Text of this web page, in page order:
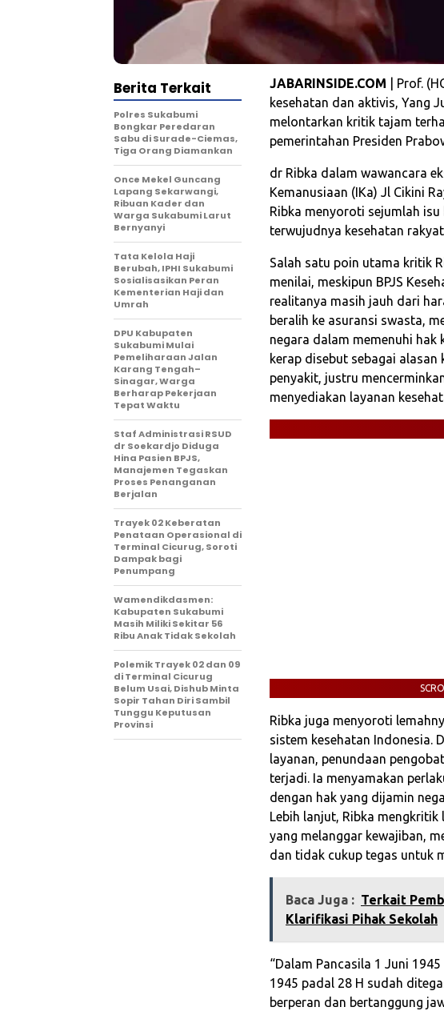
JABARINSIDE.COM | Prof.
kesehatan dan aktivis, Yang
melontarkan kritik tajam
pemerintahan Presiden
dr Ribka dalam wawancara
Kemanusiaan (IKa) Jl Cikini
Ribka menyoroti sejumlah
terwujudnya kesehatan
Salah satu poin utama kritik
menilai, meskipun BPJS
realitanya masih jauh dari
beralih ke asuransi swasta,
negara dalam memenuhi hak
kerap disebut sebagai
penyakit, justru
menyediakan layanan
Ribka juga menyoroti
sistem kesehatan Indonesia.
layanan, penundaan
terjadi. Ia menyamakan
dengan hak yang dijamin
Lebih lanjut, Ribka
yang melanggar kewajiban,
dan tidak cukup tegas untuk
Baca Juga : Terkait
Klarifikasi Pihak Sekolah
“Dalam Pancasila 1 Juni
1945 padal 28 H sudah
berperan dan bertanggung
Berita Terkait
Polres Sukabumi
Bongkar Peredaran
Sabu di Surade-Ciemas,
Tiga Orang Diamankan
Once Mekel Guncang
Lapang Sekarwangi,
Ribuan Kader dan
Warga Sukabumi Larut
Bernyanyi
Tata Kelola Haji
Berubah, IPHI Sukabumi
Sosialisasikan Peran
Kementerian Haji dan
Umrah
‎DPU Kabupaten
Sukabumi Mulai
Pemeliharaan Jalan
Karang Tengah–
Sinagar, Warga
Berharap Pekerjaan
Tepat Waktu
Staf Administrasi RSUD
dr Soekardjo Diduga
Hina Pasien BPJS,
Manajemen Tegaskan
Proses Penanganan
Berjalan
‎Trayek 02 Keberatan
Penataan Operasional di
Terminal Cicurug, Soroti
Dampak bagi
Penumpang
Wamendikdasmen:
Kabupaten Sukabumi
Masih Miliki Sekitar 56
Ribu Anak Tidak Sekolah
Polemik Trayek 02 dan 09
di Terminal Cicurug
Belum Usai, Dishub Minta
Sopir Tahan Diri Sambil
Tunggu Keputusan
Provinsi